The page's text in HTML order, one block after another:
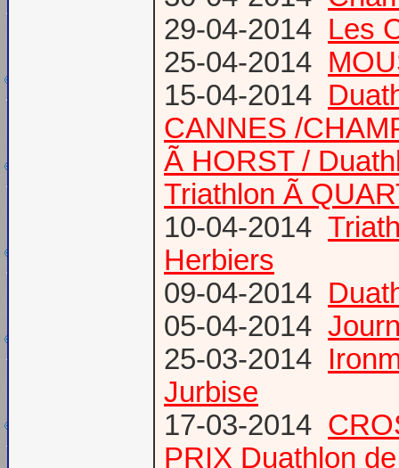
29-04-2014 Les
25-04-2014
15-04-2014
CANNES /
Ã HORST /
Triathlon Ã
10-04-2014
Herbiers
09-04-2014
05-04-2014
25-03-2014
Jurbise
17-03-2014
PRIX Duathlon